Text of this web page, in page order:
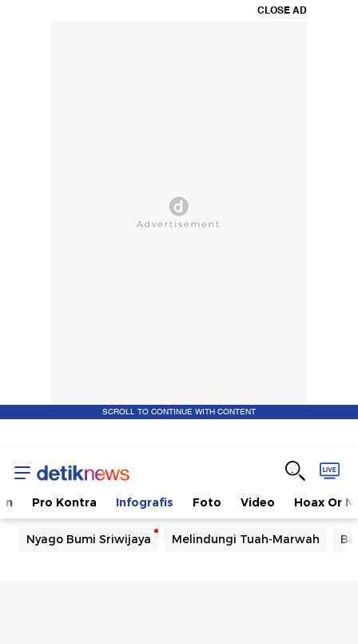
CLOSE AD
SCROLL TO CONTINUE WITH CONTENT
Pro Kontra Infografis Foto Video Hoax Or
Nyago Bumi Sriwijaya Melindungi Tuah-Marwah